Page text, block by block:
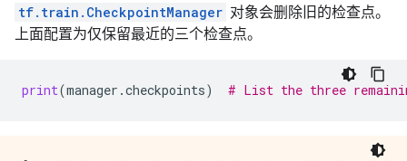
tf.train.CheckpointManager 对象会删除旧的检查点。
上面配置为仅保留最近的三个检查点。
print(manager .checkpoints) # List the three